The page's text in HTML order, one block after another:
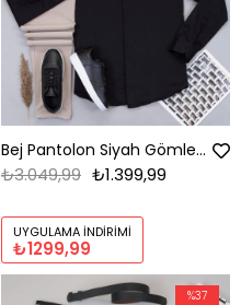
Bej Pantolon Siyah Gömlek Ayakkabı Kombin
₺1.399,99
₺3.049,99
UYGULAMA İNDIRIMI
₺1299,99
%37